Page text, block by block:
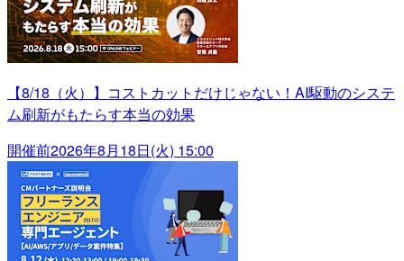
【8/18（火）】コストカットだけじゃない！AI駆動のシステ
ム刷新がもたらす本当の効果
開催前2026年8月18日(火) 15:00